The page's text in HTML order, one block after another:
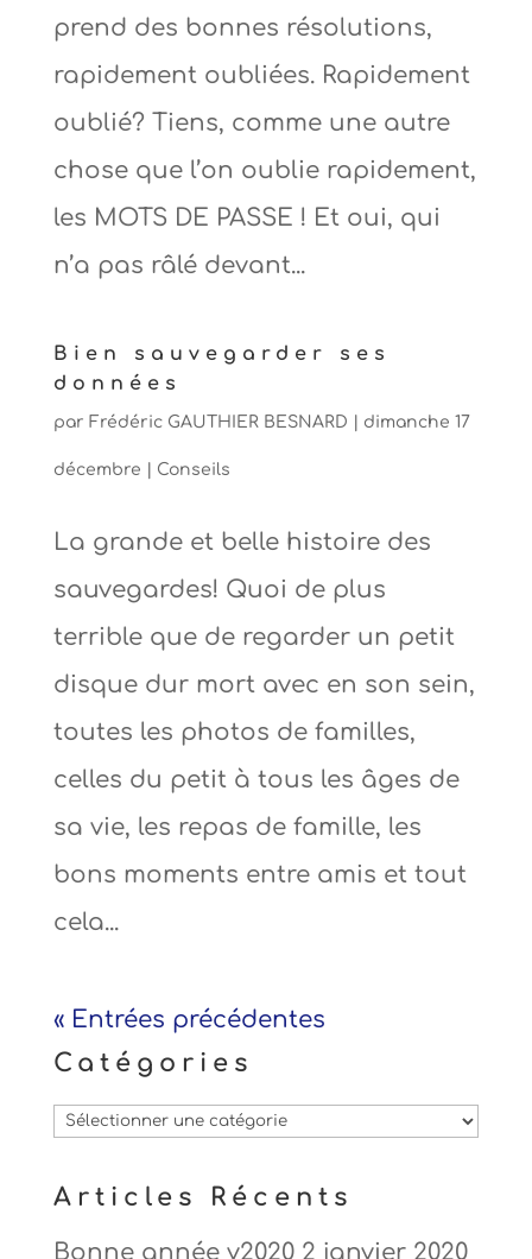
prend des bonnes résolutions,
rapidement oubliées. Rapidement
oublié? Tiens, comme une autre
chose que l’on oublie rapidement,
les MOTS DE PASSE ! Et oui, qui
n’a pas râlé devant...
Bien sauvegarder ses
données
par Frédéric GAUTHIER BESNARD dimanche 17
décembre Conseils
La grande et belle histoire des
sauvegardes! Quoi de plus
terrible que de regarder un petit
disque dur mort avec en son sein,
toutes les photos de familles,
celles du petit à tous les âges de
sa vie, les repas de famille, les
bons moments entre amis et tout
cela...
« Entrées précédentes
Catégories
Catégories
Articles Récents
Bonne année v2020 2 janvier 2020